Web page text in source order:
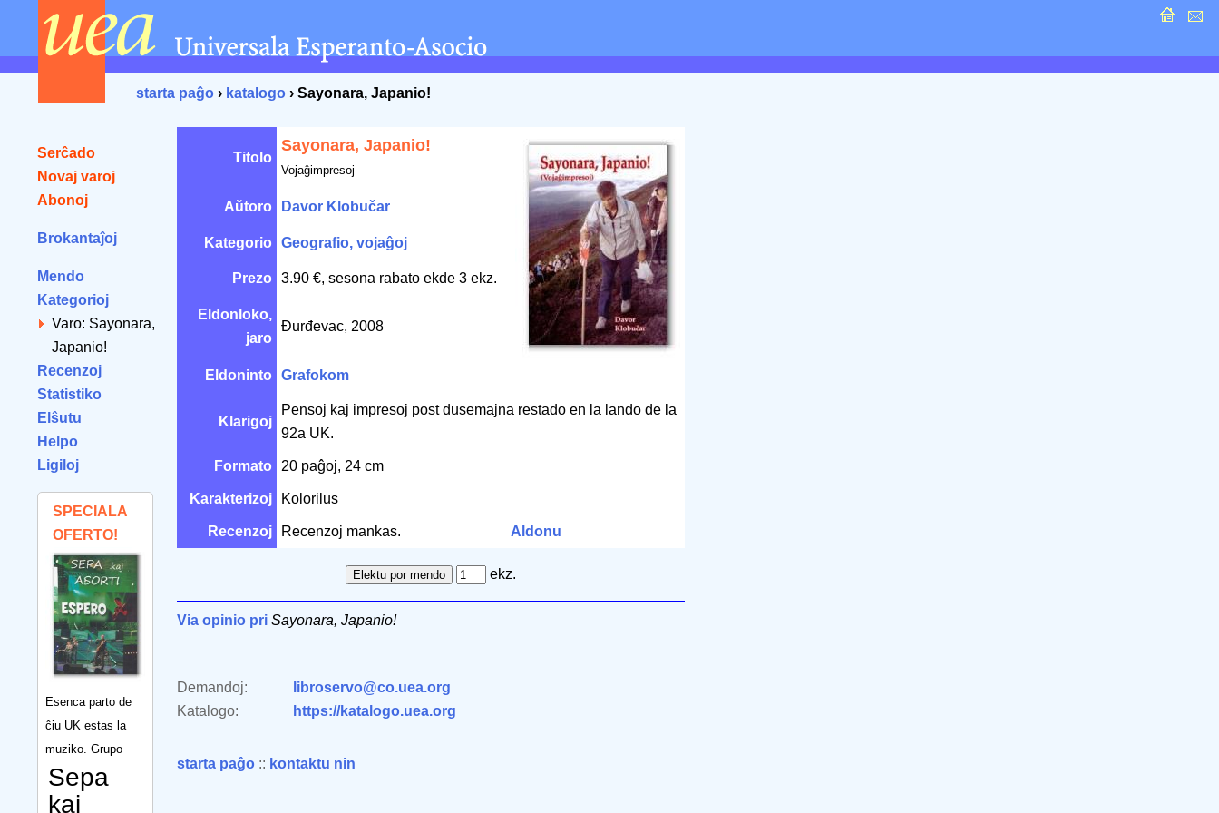
starta paĝo › katalogo › Sayonara, Japanio!
Serĉado
Novaj varoj
Abonoj
Brokantaĵoj
Mendo
Kategorioj
Varo: Sayonara,
Japanio!
Recenzoj
Statistiko
Elŝutu
Helpo
Ligiloj
SPECIALA
OFERTO!
Esenca parto de
ĉiu UK estas la
muziko. Grupo
Sepa
kaj
Titolo
Sayonara, Japanio!
Vojaĝimpresoj
Aŭtoro Davor Klobučar
Kategorio Geografio, vojaĝoj
Prezo 3.90 €, sesona rabato ekde 3 ekz.
Eldonloko,
jaro
Đurđevac, 2008
Eldoninto Grafokom
Klarigoj
Pensoj kaj impresoj post dusemajna restado en la lando de la
92a UK.
Formato 20 paĝoj, 24 cm
Karakterizoj Kolorilus
Recenzoj Recenzoj mankas. Aldonu
ekz.
Via opinio pri Sayonara, Japanio!
Demandoj:
libroservo@co.uea.org
Katalogo:
https://katalogo.uea.org
starta paĝo :: kontaktu nin